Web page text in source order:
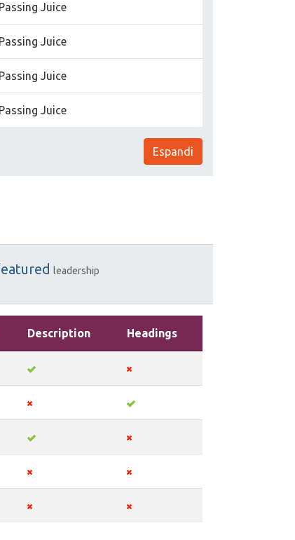
Passing Juice
Passing Juice
Passing Juice
Passing Juice
Espandi
leadership
Description Headings